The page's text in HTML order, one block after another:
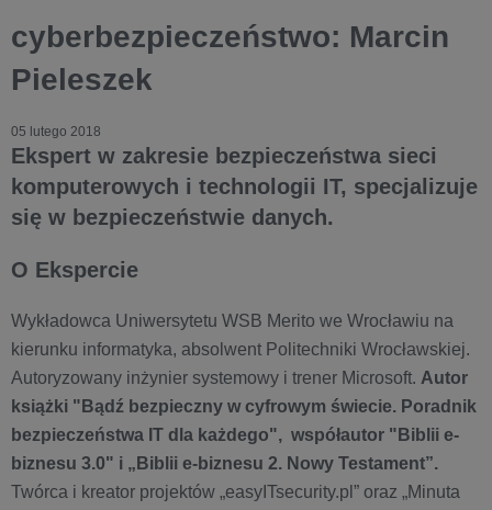
cyberbezpieczeństwo: Marcin
Pieleszek
05 lutego 2018
Ekspert w zakresie bezpieczeństwa sieci
komputerowych i technologii IT, specjalizuje
się w bezpieczeństwie danych.
O Ekspercie
Wykładowca Uniwersytetu WSB Merito we Wrocławiu na
kierunku informatyka, absolwent Politechniki Wrocławskiej.
Autoryzowany inżynier systemowy i trener Microsoft. Autor
książki "Bądź bezpieczny w cyfrowym świecie. Poradnik
bezpieczeństwa IT dla każdego", współautor "Biblii e-
biznesu 3.0" i „Biblii e-biznesu 2. Nowy Testament”.
Twórca i kreator projektów „easyITsecurity.pl” oraz „Minuta